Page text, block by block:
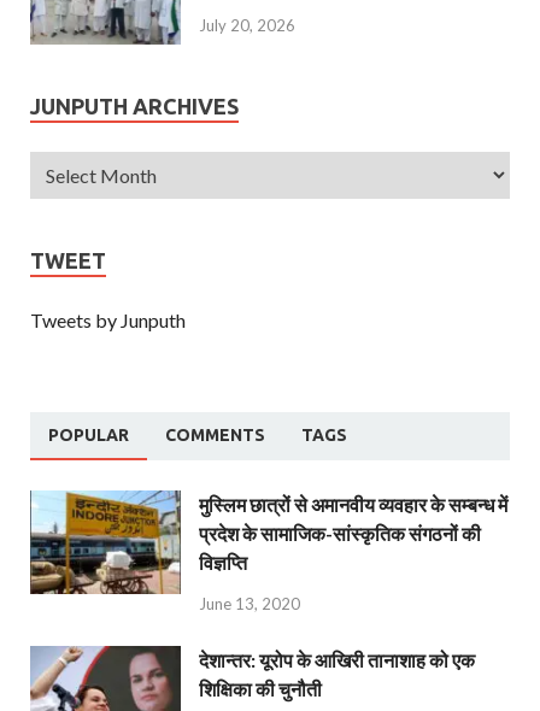
July 20, 2026
JUNPUTH ARCHIVES
TWEET
Tweets by Junputh
POPULAR COMMENTS TAGS
मुस्लिम छात्रों से अमानवीय व्यवहार के सम्बन्ध में
प्रदेश के सामाजिक-सांस्कृतिक संगठनों की
विज्ञप्ति
June 13, 2020
देशान्‍तर: यूरोप के आखिरी तानाशाह को एक
शिक्षिका की चुनौती